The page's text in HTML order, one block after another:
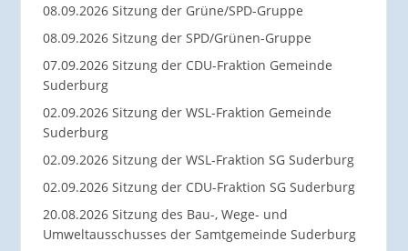
08.09.2026 Sitzung der Grüne/SPD-Gruppe
08.09.2026 Sitzung der SPD/Grünen-Gruppe
07.09.2026 Sitzung der CDU-Fraktion Gemeinde
Suderburg
02.09.2026 Sitzung der WSL-Fraktion Gemeinde
Suderburg
02.09.2026 Sitzung der WSL-Fraktion SG Suderburg
02.09.2026 Sitzung der CDU-Fraktion SG Suderburg
20.08.2026 Sitzung des Bau-, Wege- und
Umweltausschusses der Samtgemeinde Suderburg